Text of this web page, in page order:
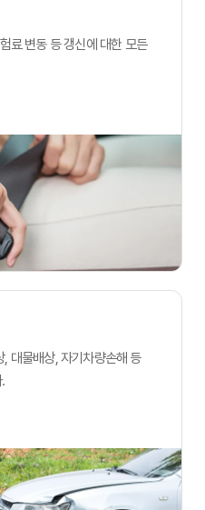
료 변동 등 갱신에 대한 모든
대물배상, 자기차량손해 등